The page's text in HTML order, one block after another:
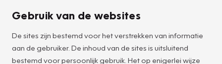
Gebruik van de websites
De sites zijn bestemd voor het verstrekken van informatie
aan de gebruiker. De inhoud van de sites is uitsluitend
bestemd voor persoonlijk gebruik. Het op enigerlei wijze